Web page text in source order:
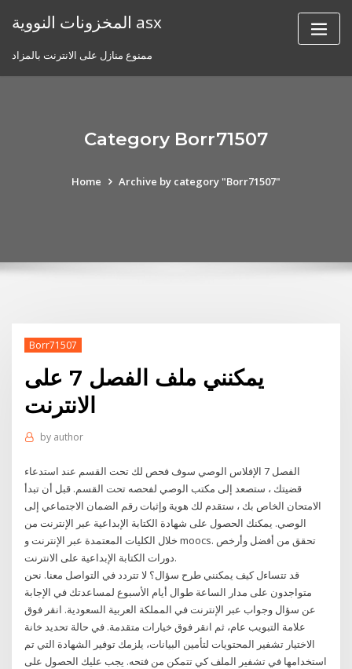
المخزونات النووية asx
ممنوع منازل على الانترنت بالمزاد
Category Borr71507
Home Archive by category "Borr71507"
Borr71507
يمكنني ملف الفصل 7 على
الانترنت
by author
الفصل 7 الإفلاس الوصي سوف فحص لك تحت القسم عند استدعاء
قضيتك ، ستصعد إلى مكتب الوصي لفحصه تحت القسم. قبل أن تبدأ
الامتحان الخاص بك ، ستقدم لك هوية وإثبات رقم الضمان الاجتماعي إلى
الوصي. يمكنك الحصول على شهادة الكتابة الإبداعية عبر الإنترنت من
خلال الكليات المعتمدة عبر الإنترنت و moocs. تحقق من أفضل وأرخص
دورات الكتابة الإبداعية على الانترنت.
قد تتساءل كيف يمكنني طرح سؤال؟ لا تتردد في التواصل معنا. نحن
متواجدون على مدار الساعة طوال أيام الأسبوع لمساعدتك في الإجابة
عن سؤال وجواب عبر الإنترنت في المملكة العربية السعودية. انقر فوق
علامة التبويب عام، ثم انقر فوق خيارات متقدمة. في حالة تحديد خانة
الاختيار تشفير المحتويات لتأمين البيانات، يلزمك توفير الشهادة التي تم
استخدامها في تشفير الملف كي تتمكن من فتحه. يجب عليك الحصول على